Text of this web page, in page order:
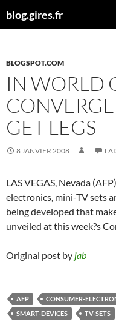
aublog.gires.fr
BLOGSPOT.COM
IN WORLD
GET LEGS
8 JANVIER 2008
LAS VEGAS, Nevada
electronics, mini-TV sets
being developed that
unveiled at this week?s
Original post by jab
AFP CONSUMER-
SMART-DEVICES
TV-SETS